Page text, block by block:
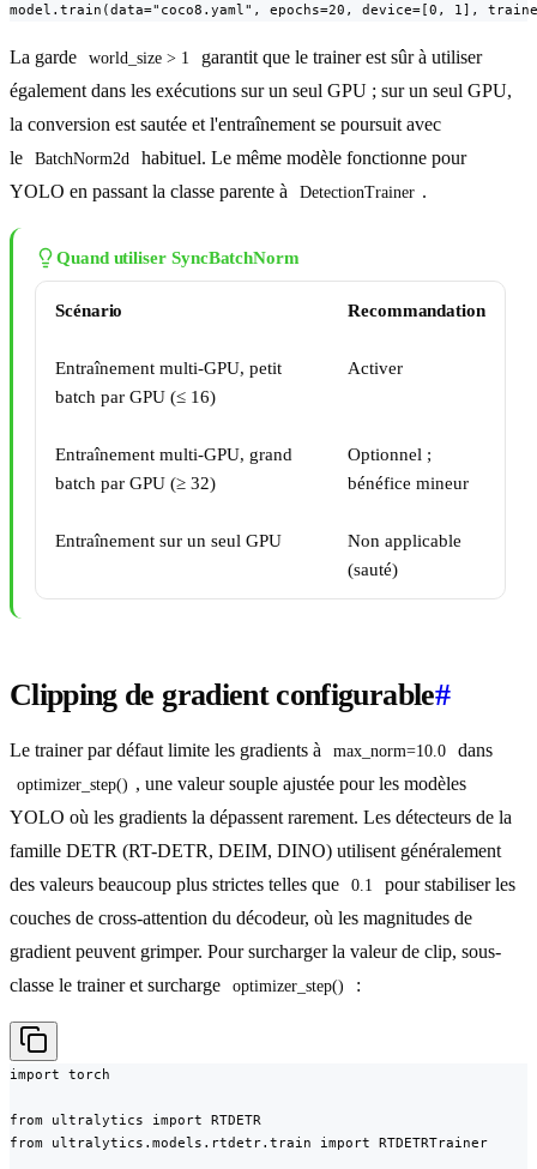
model.train(data="coco8.yaml", epochs=20, device=[0, 1],
La garde world_size > 1
garantit que le trainer est sûr à utiliser
également dans les exécutions sur un seul GPU ; sur un seul GPU,
la conversion est sautée et l'entraînement se poursuit avec
le
BatchNorm2d
habituel. Le même modèle fonctionne pour
YOLO en passant la classe parente à
DetectionTrainer .
Quand utiliser SyncBatchNorm
Scénario Recommandation
Entraînement multi-GPU, petit
batch par GPU (≤ 16)
Activer
Entraînement multi-GPU, grand
batch par GPU (≥ 32)
Optionnel ;
bénéfice mineur
Entraînement sur un seul GPU
Non applicable
(sauté)
Clipping de gradient configurable#
Le trainer par défaut limite les gradients à max_norm=10.0 dans
optimizer_step() , une valeur souple ajustée pour les modèles
YOLO où les gradients la dépassent rarement. Les détecteurs de la
famille DETR (RT-DETR, DEIM, DINO) utilisent généralement
des valeurs beaucoup plus strictes telles que
0.1
pour stabiliser les
couches de cross-attention du décodeur, où les magnitudes de
gradient peuvent grimper. Pour surcharger la valeur de clip, sous-
classe le trainer et surcharge
optimizer_step() :
import torch
from ultralytics import RTDETR
from ultralytics.models.rtdetr.train import RTDETRTrainer